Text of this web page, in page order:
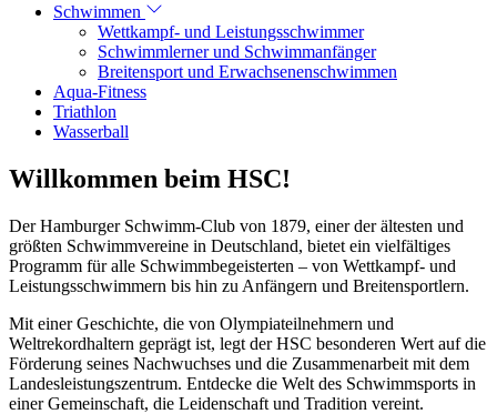
Schwimmen
Wettkampf- und Leistungsschwimmer
Schwimmlerner und Schwimmanfänger
Breitensport und Erwachsenenschwimmen
Aqua-Fitness
Triathlon
Wasserball
Willkommen beim HSC!
Der Hamburger Schwimm-Club von 1879, einer der ältesten und
größten Schwimmvereine in Deutschland, bietet ein vielfältiges
Programm für alle Schwimmbegeisterten – von Wettkampf- und
Leistungsschwimmern bis hin zu Anfängern und Breitensportlern.
Mit einer Geschichte, die von Olympiateilnehmern und
Weltrekordhaltern geprägt ist, legt der HSC besonderen Wert auf die
Förderung seines Nachwuchses und die Zusammenarbeit mit dem
Landesleistungszentrum. Entdecke die Welt des Schwimmsports in
einer Gemeinschaft, die Leidenschaft und Tradition vereint.